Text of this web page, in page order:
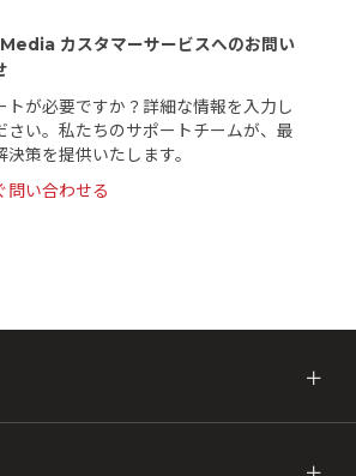
カスタマーサービスへのお問い
トが必要ですか？詳細な情報を入力し
さい。私たちのサポートチームが、最
決策を提供いたします。
問い合わせる
＋